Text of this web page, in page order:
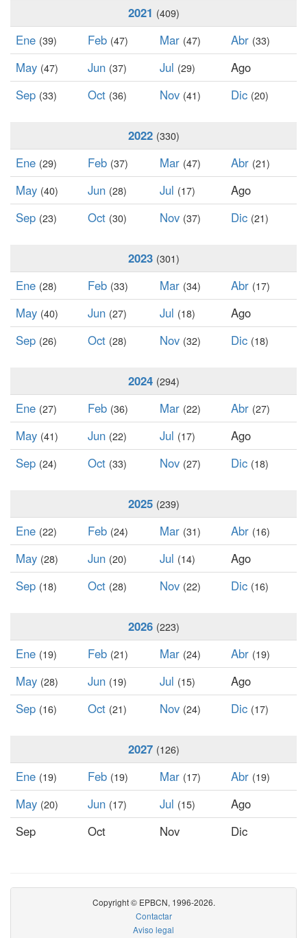
2021 (409)
Ene (39) Feb (47) Mar (47) Abr (33)
May (47) Jun (37) Jul (29)
Ago
Sep (33) Oct (36) Nov (41) Dic (20)
2022 (330)
Ene (29) Feb (37) Mar (47) Abr (21)
May (40) Jun (28) Jul (17)
Ago
Sep (23) Oct (30) Nov (37) Dic (21)
2023 (301)
Ene (28) Feb (33) Mar (34) Abr (17)
May (40) Jun (27) Jul (18)
Ago
Sep (26) Oct (28) Nov (32) Dic (18)
2024 (294)
Ene (27) Feb (36) Mar (22) Abr (27)
May (41) Jun (22) Jul (17)
Ago
Sep (24) Oct (33) Nov (27) Dic (18)
2025 (239)
Ene (22) Feb (24) Mar (31) Abr (16)
May (28) Jun (20) Jul (14)
Ago
Sep (18) Oct (28) Nov (22) Dic (16)
2026 (223)
Ene (19) Feb (21) Mar (24) Abr (19)
May (28) Jun (19) Jul (15)
Ago
Sep (16) Oct (21) Nov (24) Dic (17)
2027 (126)
Ene (19) Feb (19) Mar (17) Abr (19)
May (20) Jun (17) Jul (15)
Ago
Sep
Oct Nov Dic
Copyright © EPBCN, 1996-2026.
Contactar
Aviso legal